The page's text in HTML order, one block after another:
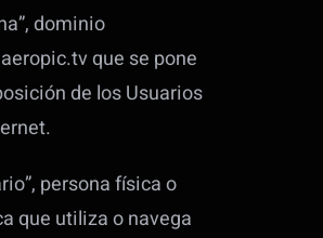
dominio
que se pone
de los Usuarios
persona física o
que utiliza o navega